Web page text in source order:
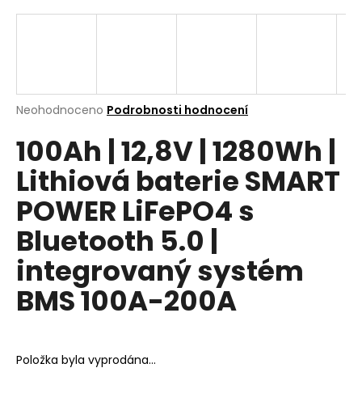
Průměrné
produktu
0,0
5
hvězdiček.
Neohodnoceno Podrobnosti hodnocení
100Ah | 12,8V | 1280Wh |
Lithiová baterie SMART
POWER LiFePO4 s
Bluetooth 5.0 |
integrovaný systém
BMS 100A-200A
Položka byla vyprodána…
a
?
Hledat
D
o
p
o
č